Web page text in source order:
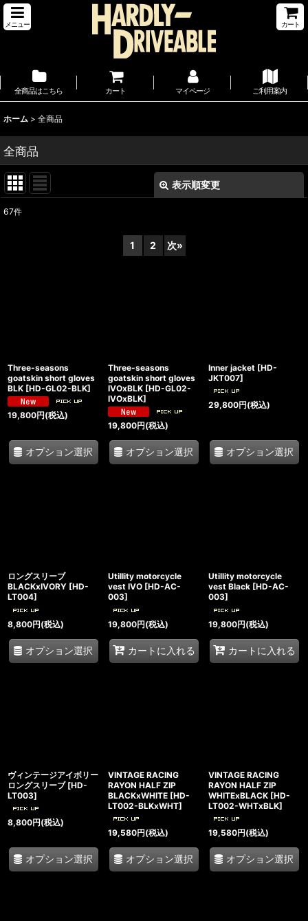
メニュー カート
全商品はこちら カート マイページ ご利用案内
ホーム > 全商品
全商品
表示順変更
67件
1 2 次»
Three-seasons
goatskin short gloves
BLK [HD-GL02-BLK]
19,800円(税込)
オプション選択
Three-seasons
goatskin short gloves
IVOxBLK [HD-GL02-
IVOxBLK]
19,800円(税込)
オプション選択
Inner jacket [HD-
JKT007]
29,800円(税込)
オプション選択
ロングスリーブ
BLACKxIVORY [HD-
LT004]
8,800円(税込)
オプション選択
Utillity motorcycle
vest IVO [HD-AC-
003]
19,800円(税込)
カートに入れる
Utillity motorcycle
vest Black [HD-AC-
003]
19,800円(税込)
カートに入れる
ヴィンテージアイボリー
ロングスリーブ [HD-
LT003]
8,800円(税込)
オプション選択
VINTAGE RACING
RAYON HALF ZIP
BLACKxWHITE [HD-
LT002-BLKxWHT]
19,580円(税込)
オプション選択
VINTAGE RACING
RAYON HALF ZIP
WHITExBLACK [HD-
LT002-WHTxBLK]
19,580円(税込)
オプション選択